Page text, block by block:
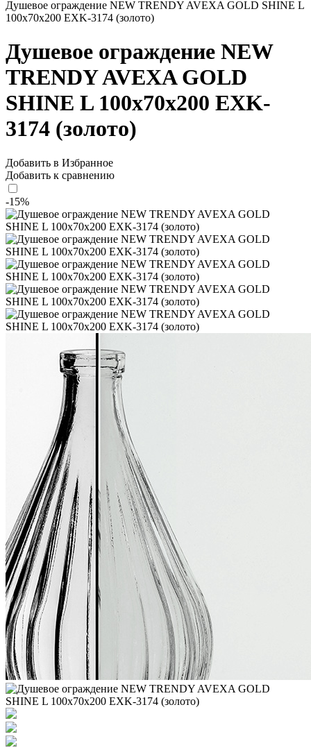
Душевое ограждение NEW TRENDY AVEXA GOLD SHINE L
100x70x200 EXK-3174 (золото)
Душевое ограждение NEW
TRENDY AVEXA GOLD
SHINE L 100x70x200 EXK-
3174 (золото)
Добавить в Избранное
Добавить к сравнению
-15%